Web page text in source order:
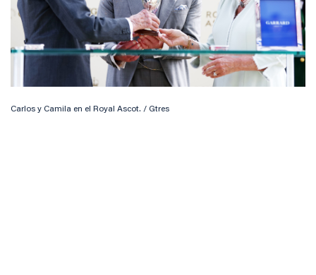
Carlos y Camila en el Royal Ascot. / Gtres